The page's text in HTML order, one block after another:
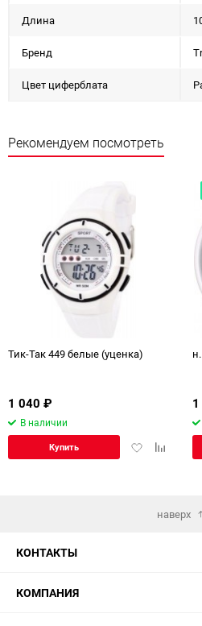
Длина
Бренд
Цвет циферблата
Рекомендуем посмотреть
Тик-Так 449 белые (уценка)
1 040 ₽
В наличии
ДобавитьДобавить
Купить
наверх
КОНТАКТЫ
КОМПАНИЯ